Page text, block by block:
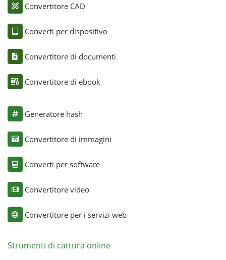
Convertitore CAD
Converti per dispositivo
Convertitore di documenti
Convertitore di ebook
Generatore hash
Convertitore di immagini
Converti per software
Convertitore video
Convertitore per i servizi web
Strumenti di cattura online